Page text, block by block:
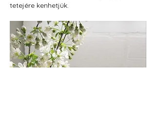
tetejére kenhetjük.